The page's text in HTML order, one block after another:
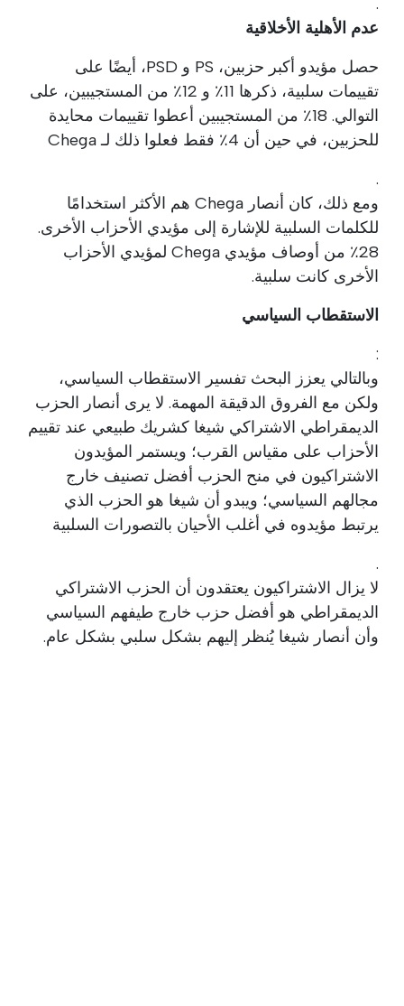
عدم الأهلية الأخلاقية
حصل مؤيدو أكبر حزبين، PS و PSD، أيضًا على
تقييمات سلبية، ذكرها 11٪ و 12٪ من المستجيبين، على
التوالي. 18٪ من المستجيبين أعطوا تقييمات محايدة
للحزبين، في حين أن 4٪ فقط فعلوا ذلك لـ Chega
.
ومع ذلك، كان أنصار Chega هم الأكثر استخدامًا
للكلمات السلبية للإشارة إلى مؤيدي الأحزاب الأخرى.
28٪ من أوصاف مؤيدي Chega لمؤيدي الأحزاب
الأخرى كانت سلبية.
الاستقطاب السياسي
:
وبالتالي يعزز البحث تفسير الاستقطاب السياسي،
ولكن مع الفروق الدقيقة المهمة. لا يرى أنصار الحزب
الديمقراطي الاشتراكي شيغا كشريك طبيعي عند تقييم
الأحزاب على مقياس القرب؛ ويستمر المؤيدون
الاشتراكيون في منح الحزب أفضل تصنيف خارج
مجالهم السياسي؛ ويبدو أن شيغا هو الحزب الذي
يرتبط مؤيدوه في أغلب الأحيان بالتصورات السلبية
.
لا يزال الاشتراكيون يعتقدون أن الحزب الاشتراكي
الديمقراطي هو أفضل حزب خارج طيفهم السياسي
وأن أنصار شيغا يُنظر إليهم بشكل سلبي بشكل عام.